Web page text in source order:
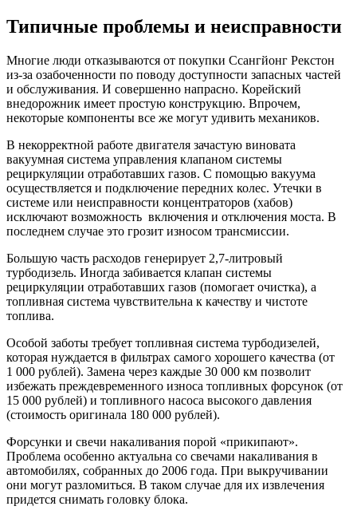
Типичные проблемы и неисправности
Многие люди отказываются от покупки Ссангйонг Рекстон
из-за озабоченности по поводу доступности запасных частей
и обслуживания. И совершенно напрасно. Корейский
внедорожник имеет простую конструкцию. Впрочем,
некоторые компоненты все же могут удивить механиков.
В некорректной работе двигателя зачастую виновата
вакуумная система управления клапаном системы
рециркуляции отработавших газов. С помощью вакуума
осуществляется и подключение передних колес. Утечки в
системе или неисправности концентраторов (хабов)
исключают возможность включения и отключения моста. В
последнем случае это грозит износом трансмиссии.
Большую часть расходов генерирует 2,7-литровый
турбодизель. Иногда забивается клапан системы
рециркуляции отработавших газов (помогает очистка), а
топливная система чувствительна к качеству и чистоте
топлива.
Особой заботы требует топливная система турбодизелей,
которая нуждается в фильтрах самого хорошего качества (от
1 000 рублей). Замена через каждые 30 000 км позволит
избежать преждевременного износа топливных форсунок (от
15 000 рублей) и топливного насоса высокого давления
(стоимость оригинала 180 000 рублей).
Форсунки и свечи накаливания порой «прикипают».
Проблема особенно актуальна со свечами накаливания в
автомобилях, собранных до 2006 года. При выкручивании
они могут разломиться. В таком случае для их извлечения
придется снимать головку блока.